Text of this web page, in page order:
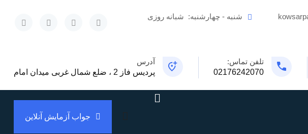
شنبه - چهارشنبه: شبانه روزی
تلفن تماس:
02176242070
آدرس
پردیس فاز 2 ، ضلع شمال غربی میدان امام
جواب آزمایش آنلاین